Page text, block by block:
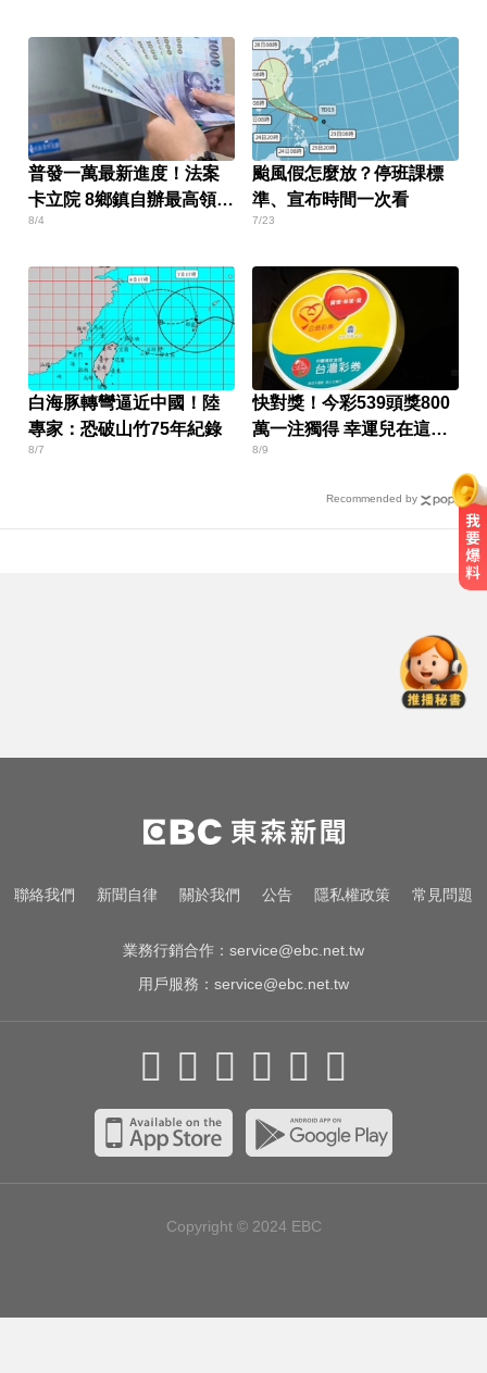
普發一萬最新進度！法案
卡立院 8鄉鎮自辦最高領1
萬
8/4
颱風假怎麼放？停班課標
準、宣布時間一次看
7/23
白海豚轉彎逼近中國！陸
專家：恐破山竹75年紀錄
8/7
快對獎！今彩539頭獎800
萬一注獨得 幸運兒在這縣
市
8/9
Recommended by
道」 路段塞爆了！
攏係為了晶片！「斷交19年」 哥斯
大黎加連2年來台
中職／中信兄弟折損2重砲！張志
聯絡我們 新聞自律 關於我們 公告 隱私權政策 常見問題
業務行銷合作： service@ebc.net.tw
用戶服務： service@ebc.net.tw
Copyright © 2024 EBC